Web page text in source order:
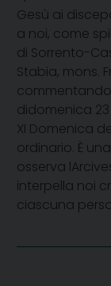
Gesù ai
a noi, come
di Sorrento-
Stabia, mons.
didomenica
XI Domenica
ordinario. È
osserva
interpella noi
ciascuna